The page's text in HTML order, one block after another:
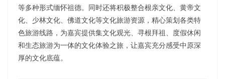
等多种形式缅怀祖德。同时还将积极整合根亲文化、黄帝文
化、少林文化、佛道文化等文化旅游资源，精心策划各类特
色旅游线路，为嘉宾提供集文化观光、寻根拜祖、度假休闲
和生态旅游为一体的文化体验之旅，让嘉宾充分感受中原深
厚的文化底蕴。